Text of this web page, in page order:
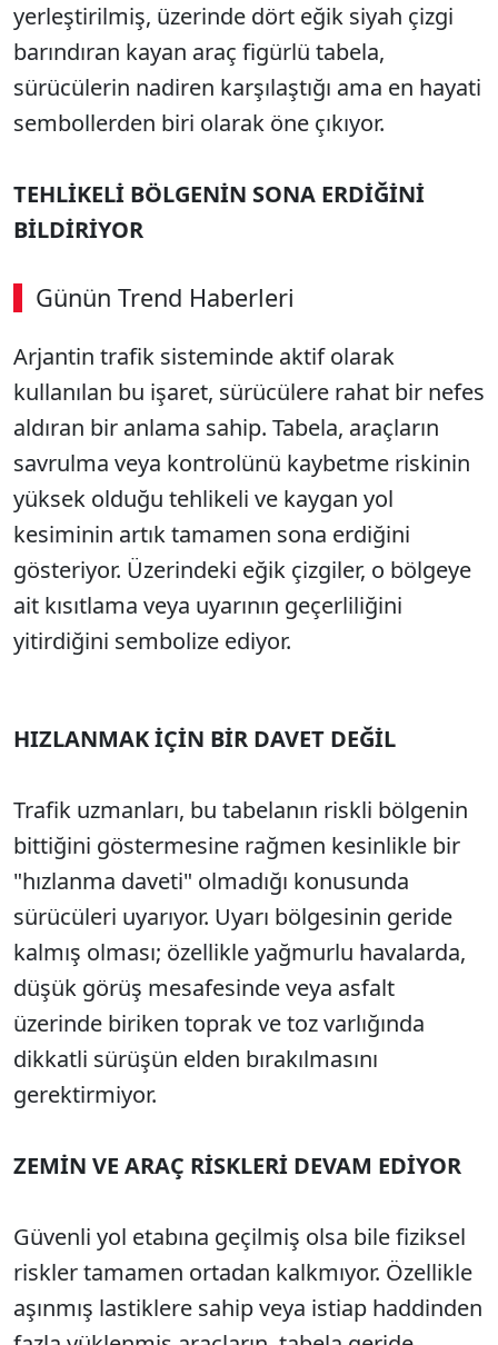
yerleştirilmiş, üzerinde dört eğik siyah çizgi
barındıran kayan araç figürlü tabela,
sürücülerin nadiren karşılaştığı ama en hayati
sembollerden biri olarak öne çıkıyor.
TEHLİKELİ BÖLGENİN SONA ERDİĞİNİ
BİLDİRİYOR
Günün Trend Haberleri
00:02 / 09:15
Arjantin trafik sisteminde aktif olarak
kullanılan bu işaret, sürücülere rahat bir nefes
aldıran bir anlama sahip. Tabela, araçların
savrulma veya kontrolünü kaybetme riskinin
yüksek olduğu tehlikeli ve kaygan yol
kesiminin artık tamamen sona erdiğini
gösteriyor. Üzerindeki eğik çizgiler, o bölgeye
ait kısıtlama veya uyarının geçerliliğini
yitirdiğini sembolize ediyor.
HIZLANMAK İÇİN BİR DAVET DEĞİL
Trafik uzmanları, bu tabelanın riskli bölgenin
bittiğini göstermesine rağmen kesinlikle bir
"hızlanma daveti" olmadığı konusunda
sürücüleri uyarıyor. Uyarı bölgesinin geride
kalmış olması; özellikle yağmurlu havalarda,
düşük görüş mesafesinde veya asfalt
üzerinde biriken toprak ve toz varlığında
dikkatli sürüşün elden bırakılmasını
gerektirmiyor.
ZEMİN VE ARAÇ RİSKLERİ DEVAM EDİYOR
Güvenli yol etabına geçilmiş olsa bile fiziksel
riskler tamamen ortadan kalkmıyor. Özellikle
aşınmış lastiklere sahip veya istiap haddinden